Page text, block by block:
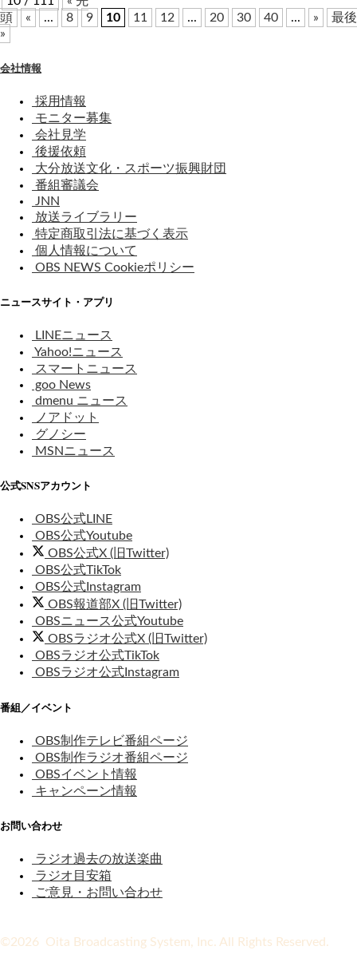
頭
« ... 8 9 10 11 12 ... 20 30 40 ... »
最後
»
会社情報
採用情報
モニター募集
会社見学
後援依頼
大分放送文化・スポーツ振興財団
番組審議会
JNN
放送ライブラリー
特定商取引法に基づく表示
個人情報について
OBS NEWS Cookieポリシー
ニュースサイト・アプリ
LINEニュース
Yahoo!ニュース
スマートニュース
goo News
dmenu ニュース
ノアドット
グノシー
MSNニュース
公式SNSアカウント
OBS公式LINE
OBS公式Youtube
OBS公式X (旧Twitter)
OBS公式TikTok
OBS公式Instagram
OBS報道部X (旧Twitter)
OBSニュース公式Youtube
OBSラジオ公式X (旧Twitter)
OBSラジオ公式TikTok
OBSラジオ公式Instagram
番組／イベント
OBS制作テレビ番組ページ
OBS制作ラジオ番組ページ
OBSイベント情報
キャンペーン情報
お問い合わせ
ラジオ過去の放送楽曲
ラジオ目安箱
ご意見・お問い合わせ
©2026 Oita Broadcasting System, Inc. All Rights Reserved.